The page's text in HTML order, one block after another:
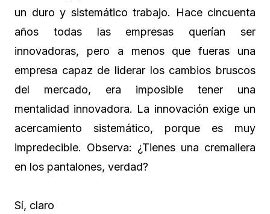
un duro y sistemático trabajo. Hace cincuenta
años todas las empresas querían ser
innovadoras, pero a menos que fueras una
empresa capaz de liderar los cambios bruscos
del mercado, era imposible tener una
mentalidad innovadora. La innovación exige un
acercamiento sistemático, porque es muy
impredecible. Observa: ¿Tienes una cremallera
en los pantalones, verdad?
Sí, claro